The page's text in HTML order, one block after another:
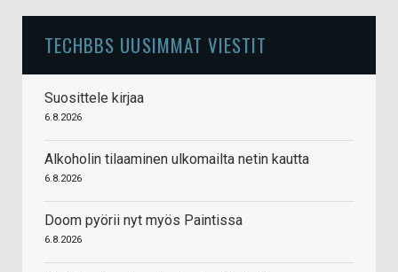
TECHBBS UUSIMMAT VIESTIT
Suosittele kirjaa
6.8.2026
Alkoholin tilaaminen ulkomailta netin kautta
6.8.2026
Doom pyörii nyt myös Paintissa
6.8.2026